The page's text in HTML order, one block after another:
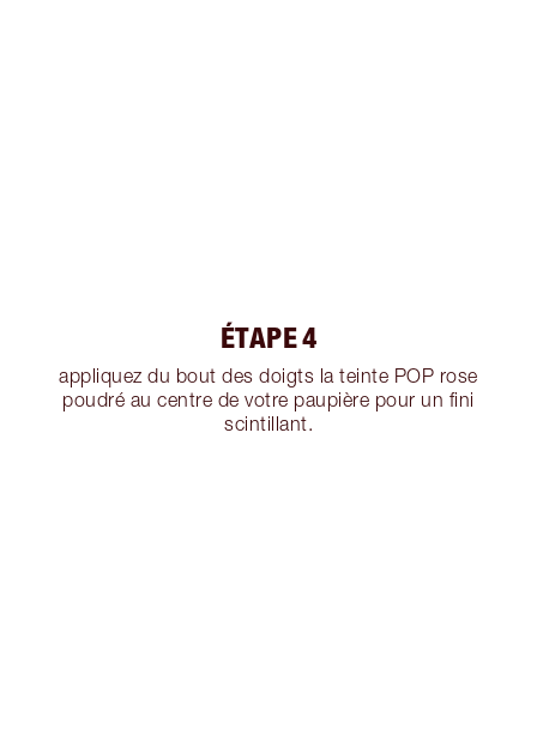
ÉTAPE 4
appliquez du bout des doigts la teinte POP rose
poudré au centre de votre paupière pour un fini
scintillant.